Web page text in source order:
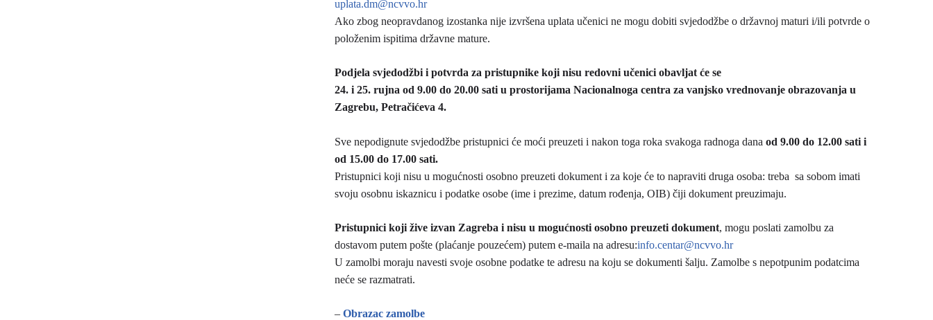
uplata.dm@ncvvo.hr
Ako zbog neopravdanog izostanka nije izvršena uplata učenici ne mogu dobiti svjedodžbe o državnoj maturi i/ili potvrde o
položenim ispitima državne mature.
Podjela svjedodžbi i potvrda za pristupnike koji nisu redovni učenici obavljat će se
24. i 25. rujna od 9.00 do 20.00 sati u prostorijama Nacionalnoga centra za vanjsko vrednovanje obrazovanja u
Zagrebu, Petračićeva 4.
Sve nepodignute svjedodžbe pristupnici će moći preuzeti i nakon toga roka svakoga radnoga dana od 9.00 do 12.00 sati i
od 15.00 do 17.00 sati.
Pristupnici koji nisu u mogućnosti osobno preuzeti dokument i za koje će to napraviti druga osoba: treba sa sobom imati
svoju osobnu iskaznicu i podatke osobe (ime i prezime, datum rođenja, OIB) čiji dokument preuzimaju.
Pristupnici koji žive izvan Zagreba i nisu u mogućnosti osobno preuzeti dokument, mogu poslati zamolbu za
dostavom putem pošte (plaćanje pouzećem) putem e-maila na adresu:info.centar@ncvvo.hr
U zamolbi moraju navesti svoje osobne podatke te adresu na koju se dokumenti šalju. Zamolbe s nepotpunim podatcima
neće se razmatrati.
– Obrazac zamolbe